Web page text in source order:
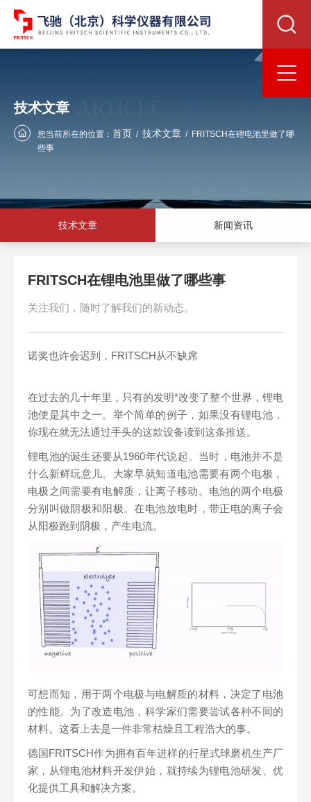
技术文章
您当前所在的位置： 首页 / 技术文章 / FRITSCH在锂电池里做了哪
些事
技术文章 新闻资讯
FRITSCH在锂电池里做了哪些事
关注我们，随时了解我们的新动态。
诺奖也许会迟到，FRITSCH从不缺席
在过去的几十年里，只有的发明*改变了整个世界，锂电
池便是其中之一。举个简单的例子，如果没有锂电池，
你现在就无法通过手头的这款设备读到这条推送。
锂电池的诞生还要从1960年代说起。当时，电池并不是
什么新鲜玩意儿。大家早就知道电池需要有两个电极，
电极之间需要有电解质，让离子移动。电池的两个电极
分别叫做阴极和阳极。在电池放电时，带正电的离子会
从阳极跑到阴极，产生电流。
可想而知，用于两个电极与电解质的材料，决定了电池
的性能。为了改造电池，科学家们需要尝试各种不同的
材料。这看上去是一件非常枯燥且工程浩大的事。
德国FRITSCH作为拥有百年进样的行星式球磨机生产厂
家，从锂电池材料开发伊始，就持续为锂电池研发、优
化提供工具和解决方案。